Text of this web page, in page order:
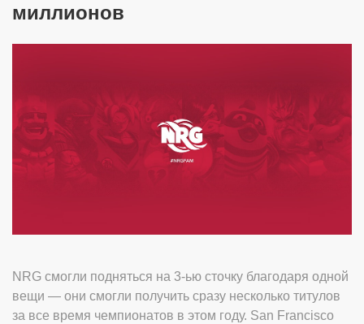
миллионов
NRG смогли подняться на 3-ью сточку благодаря одной
вещи — они смогли получить сразу несколько титулов
за все время чемпионатов в этом году. San Francisco